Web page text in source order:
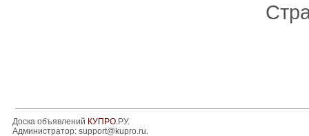
Доска объявлений КУПРО.РУ.
Администратор: support@kupro.ru.